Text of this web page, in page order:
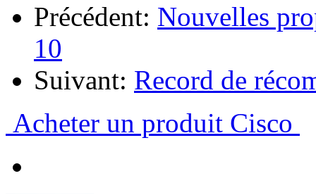
Précédent: Nouvelles
10
Suivant: Record de
Acheter un produit Cisco